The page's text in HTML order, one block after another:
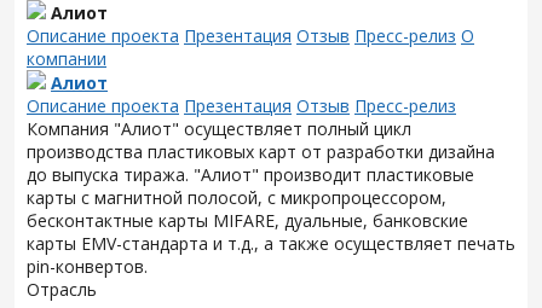
Алиот
Описание проекта Презентация Отзыв Пресс-релиз О
компании
Алиот
Описание проекта Презентация Отзыв Пресс-релиз
Компания "Алиот" осуществляет полный цикл
производства пластиковых карт от разработки дизайна
до выпуска тиража. "Алиот" производит пластиковые
карты с магнитной полосой, с микропроцессором,
бесконтактные карты MIFARE, дуальные, банковские
карты EMV-стандарта и т.д., а также осуществляет печать
pin-конвертов.
Отрасль